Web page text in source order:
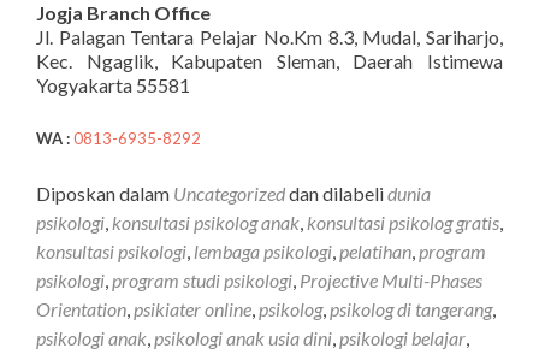
Jogja Branch Office
Jl. Palagan Tentara Pelajar No.Km 8.3, Mudal, Sariharjo,
Kec. Ngaglik, Kabupaten Sleman, Daerah Istimewa
Yogyakarta 55581
WA :0813-6935-8292
Diposkan dalam Uncategorizeddan dilabelidunia
psikologi, konsultasi psikolog anak, konsultasi psikolog gratis,
konsultasi psikologi, lembaga psikologi,pelatihan,program
psikologi,program studi psikologi, Projective Multi-Phases
Orientation,psikiater online,psikolog,psikolog di tangerang,
psikologi anak,psikologi anak usia dini,psikologi belajar,